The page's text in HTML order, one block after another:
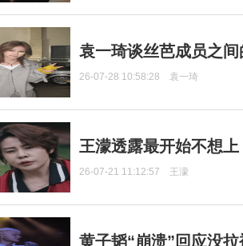
袁一琦谈丝芭成员之
26-07-28 10:58:28 袁一琦
王濛透露最开始不想
26-07-21 11:12:57 王濛
黄子韬“崩溃”回应没